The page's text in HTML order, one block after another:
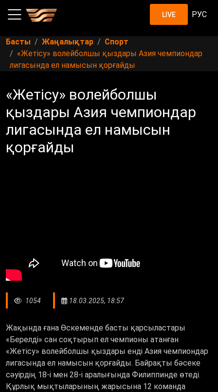
LIVE РУС
Басты Жаңалықтар
Спорт
«Жетісу» волейболшы қыздары Азия чемпиондар
лигасында ел намысын қорғайды
«Жетісу» волейболшы
қыздары Азия чемпиондар
лигасында ел намысын
қорғайды
1054 18.03.2025, 18:57
Жақында ғана Өскеменде басты қарсыластары
«Берелді» сан соқтырып ел чемпионы атанған
«Жетісу» волейболшы қыздары енді Азия чемпиондар
лигасында ел намысын қорғайды. Байрақты бәсеке
сәуірдің 18-і мен 28-і аралығында Филиппинде өтеді.
Құрлық мықтыларының жарысына 12 команда